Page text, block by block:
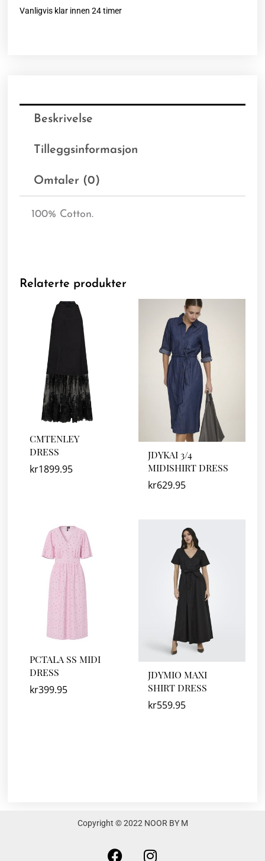
Vanligvis klar innen 24 timer
Beskrivelse
Tilleggsinformasjon
Omtaler (0)
100% Cotton.
Relaterte produkter
CMTENLEY
DRESS
kr1899.95
JDYKAI 3/4
MIDISHIRT DRESS
kr629.95
PCTALA SS MIDI
DRESS
kr399.95
JDYMIO MAXI
SHIRT DRESS
kr559.95
Copyright © 2022 NOOR BY M
F
I